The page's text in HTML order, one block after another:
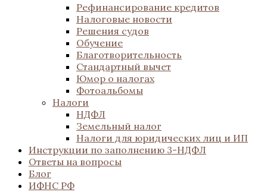
Рефинансирование кредитов
Налоговые новости
Решения судов
Обучение
Благотворительность
Стандартный вычет
Юмор о налогах
Фотоальбомы
Налоги
НДФЛ
Земельный налог
Налоги для юридических лиц и ИП
Инструкции по заполнению 3-НДФЛ
Ответы на вопросы
Блог
ИФНС РФ